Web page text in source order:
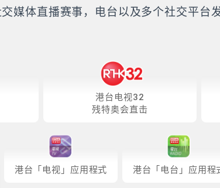
媒体直播赛事，电台以及多个社交平台
港台电视32
残特奥会直击
港台「电视」应用程式 港台「电台」应用程